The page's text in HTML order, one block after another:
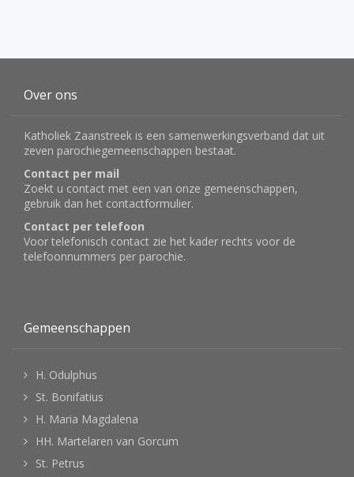
Over ons
Katholiek Zaanstreek is een samenwerkingsverband dat uit
zeven parochiegemeenschappen bestaat.
Contact per mail
Zoekt u contact met een van onze gemeenschappen,
gebruik dan het contactformulier.
Contact per telefoon
Voor telefonisch contact zie het kader rechts voor de
telefoonnummers per parochie.
Gemeenschappen
H. Odulphus
St. Bonifatius
H. Maria Magdalena
HH. Martelaren van Gorcum
St. Petrus